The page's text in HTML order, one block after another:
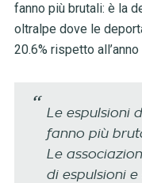
fanno più brutali: è la
oltralpe dove le
20.6% rispetto
Le espulsioni
fanno più
Le
di espulsioni